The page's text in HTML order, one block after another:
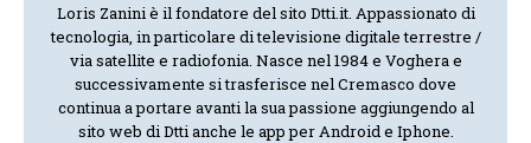
Loris Zanini è il fondatore del sito Dtti.it. Appassionato di
tecnologia, in particolare di televisione digitale terrestre /
via satellite e radiofonia. Nasce nel 1984 e Voghera e
successivamente si trasferisce nel Cremasco dove
continua a portare avanti la sua passione aggiungendo al
sito web di Dtti anche le app per Android e Iphone.